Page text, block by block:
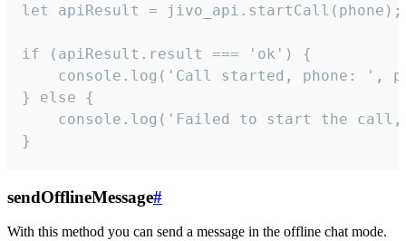
let apiResult = jivo_api.startCall(phone);
if (apiResult.result === 'ok') {
console.log('Call started, phone: ',
} else {
console.log('Failed to start the
}
sendOfflineMessage#
With this method you can send a message in the offline chat mode.